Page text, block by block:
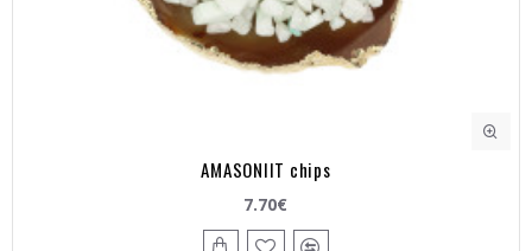
AMASONIIT chips
7.70€